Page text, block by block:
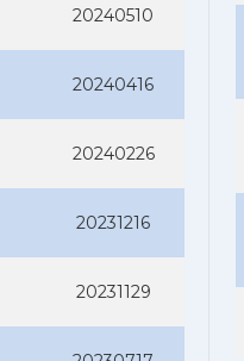
20240510
20240416
20240226
20231216
20231129